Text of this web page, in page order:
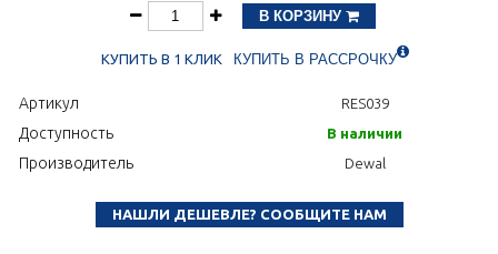
В КОРЗИНУ
КУПИТЬ В 1 КЛИК КУПИТЬ В РАССРОЧКУ
Артикул RES039
Доступность В наличии
Производитель Dewal
НАШЛИ ДЕШЕВЛЕ? СООБЩИТЕ НАМ